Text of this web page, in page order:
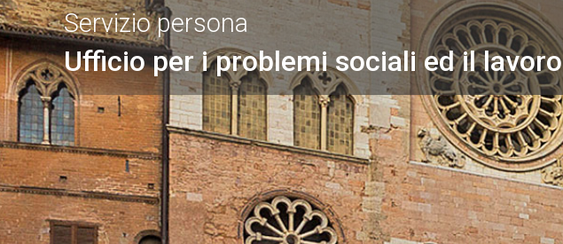
Ufficio per i problemi sociali ed il lavoro
Servizio persona